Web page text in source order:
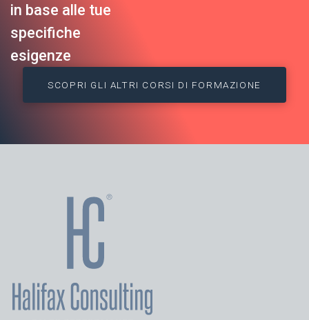
in base alle tue
specifiche
esigenze
SCOPRI GLI ALTRI CORSI DI FORMAZIONE